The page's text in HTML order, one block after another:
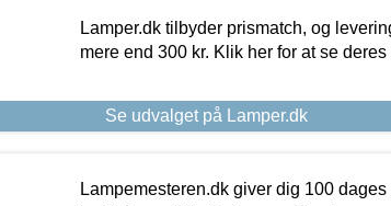
Lamper.dk tilbyder prismatch, og
mere end 300 kr. Klik her for at se deres
Se udvalget på Lamper.dk
Lampemesteren.dk giver dig 100